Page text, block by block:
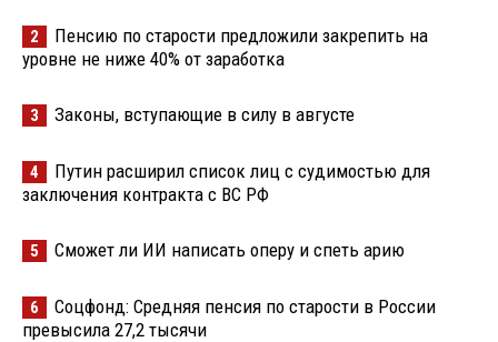
2
Пенсию по старости предложили закрепить на
уровне не ниже 40% от заработка
3 Законы, вступающие в силу в августе
4
Путин расширил список лиц с судимостью для
заключения контракта с ВС РФ
5 Сможет ли ИИ написать оперу и спеть арию
6
Соцфонд: Средняя пенсия по старости в России
превысила 27,2 тысячи